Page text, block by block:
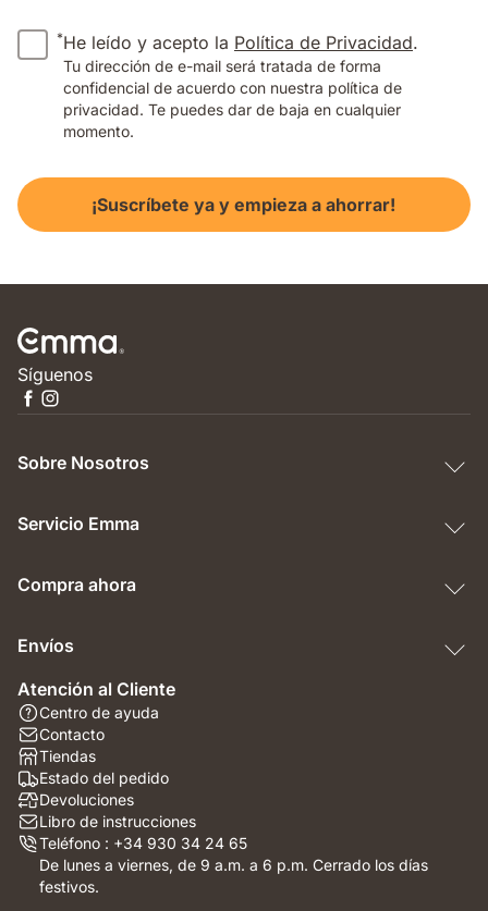
*He leído y acepto la Política de Privacidad.
Tu dirección de e-mail será tratada de forma
confidencial de acuerdo con nuestra política de
privacidad. Te puedes dar de baja en cualquier
momento.
¡Suscríbete ya y empieza a ahorrar!
Síguenos
Sobre Nosotros
Servicio Emma
Compra ahora
Envíos
Atención al Cliente
Centro de ayuda
Contacto
Tiendas
Estado del pedido
Devoluciones
Libro de instrucciones
Teléfono : +34 930 34 24 65
De lunes a viernes, de 9 a.m. a 6 p.m. Cerrado los días
festivos.